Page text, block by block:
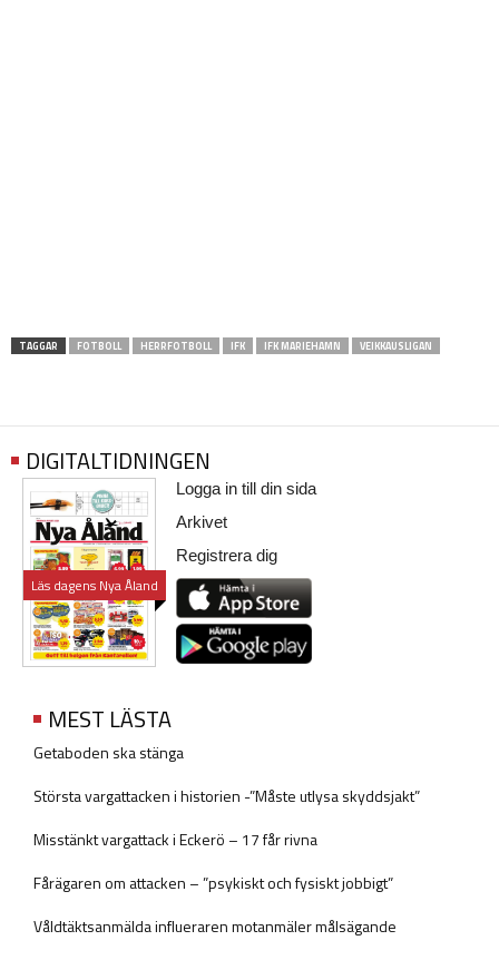
TAGGAR FOTBOLL HERRFOTBOLL IFK IFK MARIEHAMN VEIKKAUSLIGAN
DIGITALTIDNINGEN
Läs dagens Nya Åland
Logga in till din sida
Arkivet
Registrera dig
MEST LÄSTA
Getaboden ska stänga
Största vargattacken i historien -”Måste utlysa skyddsjakt”
Misstänkt vargattack i Eckerö – 17 får rivna
Fårägaren om attacken – ”psykiskt och fysiskt jobbigt”
Våldtäktsanmälda influeraren motanmäler målsägande